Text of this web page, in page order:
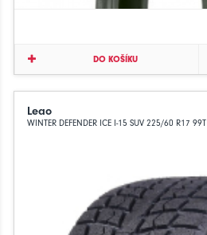
DO KOŠÍKU
Leao
WINTER DEFENDER ICE I-15 SUV 225/60 R17 99T